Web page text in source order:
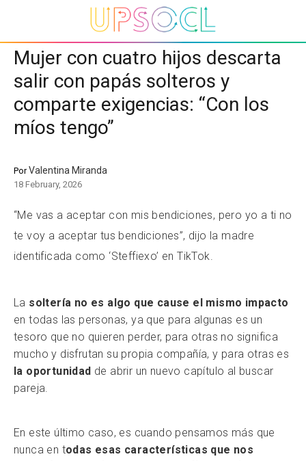
Mujer con cuatro hijos descarta
salir con papás solteros y
comparte exigencias: “Con los
míos tengo”
PorValentina Miranda
18 February, 2026
“Me vas a aceptar con mis bendiciones, pero yo a ti no
te voy a aceptar tus bendiciones”, dijo la madre
identificada como ‘Steffiexo’ en TikTok.
La soltería no es algo que cause el mismo impacto
en todas las personas, ya que para algunas es un
tesoro que no quieren perder, para otras no significa
mucho y disfrutan su propia compañía, y para otras es
la oportunidad de abrir un nuevo capítulo al buscar
pareja.
En este último caso, es cuando pensamos más que
nunca en todas esas características que nos